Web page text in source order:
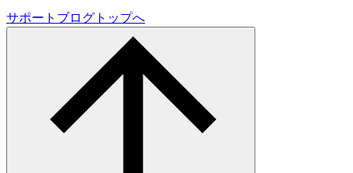
サポートブログトップへ